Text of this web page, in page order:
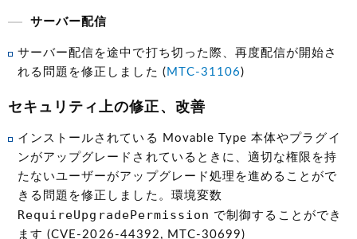
サーバー配信
サーバー配信を途中で打ち切った際、再度配信が開始さ
れる問題を修正しました ( MTC-31106 )
セキュリティ上の修正、改善
インストールされている Movable Type 本体やプラグイ
ンがアップグレードされているときに、適切な権限を持
たないユーザーがアップグレード処理を進めることがで
きる問題を修正しました。環境変数
RequireUpgradePermission で制御することができ
ます (CVE-2026-44392, MTC-30699)